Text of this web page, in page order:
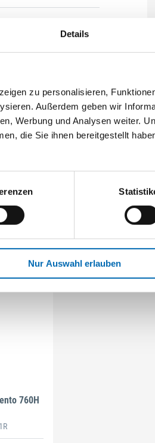
Details
zu personalisieren,
Außerdem geben wir
Werbung und Analysen weiter.
die Sie ihnen bereitgestellt
Nur Auswahl erlauben
760H